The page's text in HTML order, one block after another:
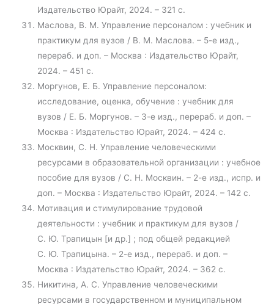
Издательство Юрайт, 2024. – 321 с.
Маслова, В. М. Управление персоналом : учебник и
практикум для вузов / В. М. Маслова. – 5-е изд.,
перераб. и доп. – Москва : Издательство Юрайт,
2024. – 451 с.
Моргунов, Е. Б. Управление персоналом:
исследование, оценка, обучение : учебник для
вузов / Е. Б. Моргунов. – 3-е изд., перераб. и доп. –
Москва : Издательство Юрайт, 2024. – 424 с.
Москвин, С. Н. Управление человеческими
ресурсами в образовательной организации : учебное
пособие для вузов / С. Н. Москвин. – 2-е изд., испр. и
доп. – Москва : Издательство Юрайт, 2024. – 142 с.
Мотивация и стимулирование трудовой
деятельности : учебник и практикум для вузов /
С. Ю. Трапицын [и др.] ; под общей редакцией
С. Ю. Трапицына. – 2-е изд., перераб. и доп. –
Москва : Издательство Юрайт, 2024. – 362 с.
Никитина, А. С. Управление человеческими
ресурсами в государственном и муниципальном